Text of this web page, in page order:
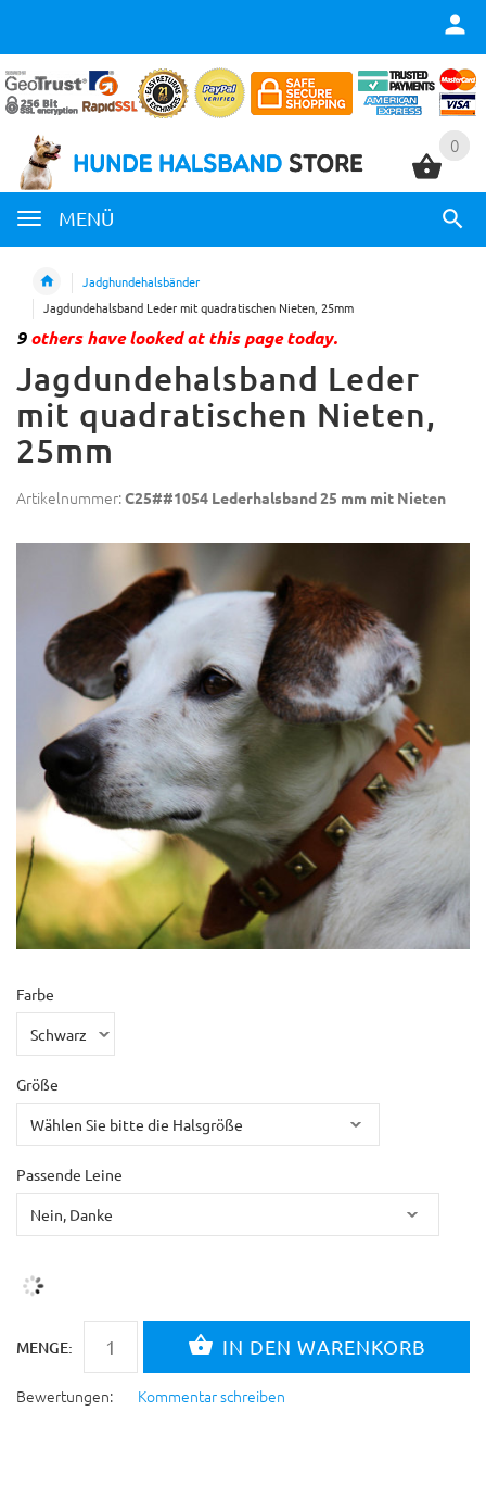
0
MENÜ
0
Jadghundehalsbänder
Jagdundehalsband Leder mit quadratischen Nieten, 25mm
9others have looked at this page today.
Jagdundehalsband Leder
mit quadratischen Nieten,
25mm
Artikelnummer:C25##1054 Lederhalsband 25 mm mit Nieten
Farbe
Größe
Passende Leine
MENGE:
Bewertungen: Kommentar schreiben